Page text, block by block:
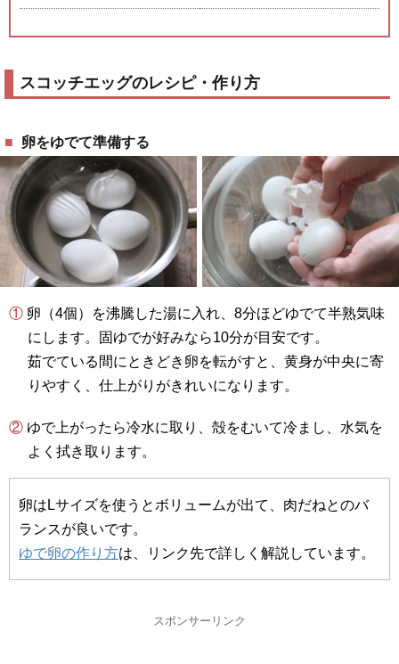
スコッチエッグのレシピ・作り方
卵をゆでて準備する
① 卵（4個）を沸騰した湯に入れ、8分ほどゆでて半熟気味
にします。固ゆでが好みなら10分が目安です。
茹でている間にときどき卵を転がすと、黄身が中央に寄
りやすく、仕上がりがきれいになります。
② ゆで上がったら冷水に取り、殻をむいて冷まし、水気を
よく拭き取ります。
卵はLサイズを使うとボリュームが出て、肉だねとのバ
ランスが良いです。
ゆで卵の作り方は、リンク先で詳しく解説しています。
スポンサーリンク